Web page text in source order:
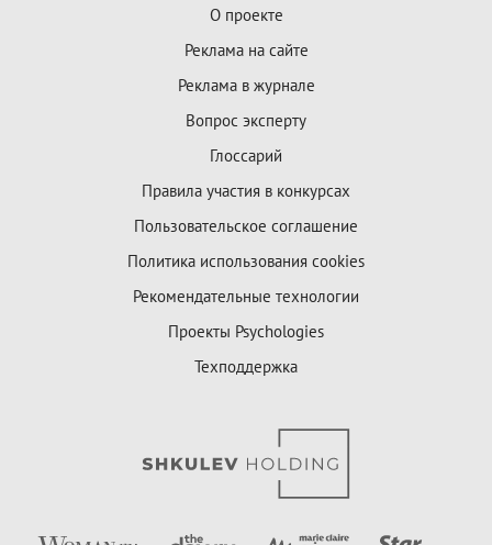
О проекте
Реклама на сайте
Реклама в журнале
Вопрос эксперту
Глоссарий
Правила участия в конкурсах
Пользовательское соглашение
Политика использования cookies
Рекомендательные технологии
Проекты Psychologies
Техподдержка